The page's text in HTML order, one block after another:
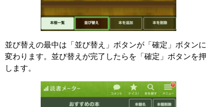
並び替えの最中は「並び替え」ボタンが「確定」ボタンに
変わります。並び替えが完了したらを「確定」ボタンを押
します。